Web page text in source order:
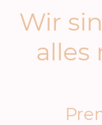
Wir
alles